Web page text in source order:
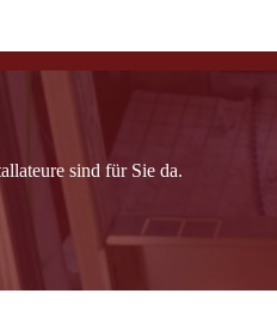
sind für Sie da.